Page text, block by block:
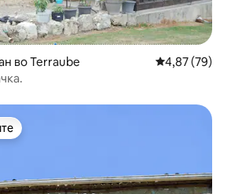
во Terraube Просечна
4,87 (79)